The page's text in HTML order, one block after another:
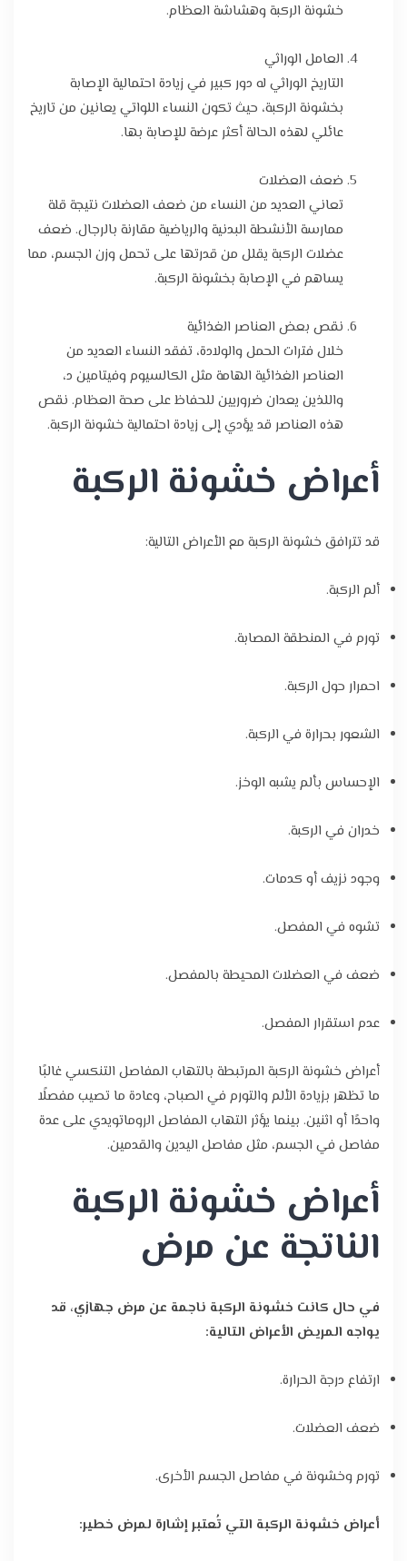
خشونة الركبة وهشاشة العظام.
العامل الوراثي
التاريخ الوراثي له دور كبير في زيادة احتمالية الإصابة
بخشونة الركبة، حيث تكون النساء اللواتي يعانين من تاريخ
عائلي لهذه الحالة أكثر عرضة للإصابة بها.
ضعف العضلات
تعاني العديد من النساء من ضعف العضلات نتيجة قلة
ممارسة الأنشطة البدنية والرياضية مقارنة بالرجال. ضعف
عضلات الركبة يقلل من قدرتها على تحمل وزن الجسم، مما
يساهم في الإصابة بخشونة الركبة.
نقص بعض العناصر الغذائية
خلال فترات الحمل والولادة، تفقد النساء العديد من
العناصر الغذائية الهامة مثل الكالسيوم وفيتامين د،
واللذين يعدان ضروريين للحفاظ على صحة العظام. نقص
هذه العناصر قد يؤدي إلى زيادة احتمالية خشونة الركبة.
أعراض خشونة الركبة
قد تترافق خشونة الركبة مع الأعراض التالية:
ألم الركبة.
تورم في المنطقة المصابة.
احمرار حول الركبة.
الشعور بحرارة في الركبة.
الإحساس بألم يشبه الوخز.
خدران في الركبة.
وجود نزيف أو كدمات.
تشوه في المفصل.
ضعف في العضلات المحيطة بالمفصل.
عدم استقرار المفصل.
أعراض خشونة الركبة المرتبطة بالتهاب المفاصل التنكسي غالبًا
ما تظهر بزيادة الألم والتورم في الصباح، وعادة ما تصيب مفصلًا
واحدًا أو اثنين. بينما يؤثر التهاب المفاصل الروماتويدي على عدة
مفاصل في الجسم، مثل مفاصل اليدين والقدمين.
أعراض خشونة الركبة
الناتجة عن مرض
في حال كانت خشونة الركبة ناجمة عن مرض جهازي، قد
يواجه المريض الأعراض التالية:
ارتفاع درجة الحرارة.
ضعف العضلات.
تورم وخشونة في مفاصل الجسم الأخرى.
أعراض خشونة الركبة التي تُعتبر إشارة لمرض خطير: